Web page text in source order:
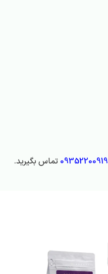
09352200919 تماس بگیرید.